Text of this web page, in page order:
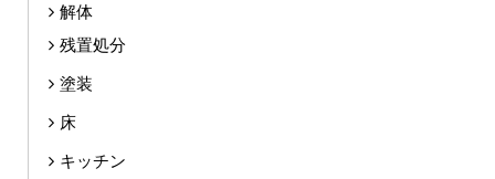
解体
残置処分
塗装
床
キッチン